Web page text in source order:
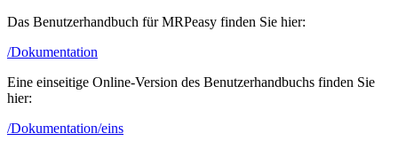
Das Benutzerhandbuch für MRPeasy finden Sie hier:
/Dokumentation
Eine einseitige Online-Version des Benutzerhandbuchs finden Sie
hier:
/Dokumentation/eins